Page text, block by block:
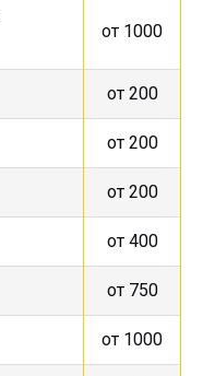
от 1000
от 200
от 200
от 200
от 400
от 750
от 1000